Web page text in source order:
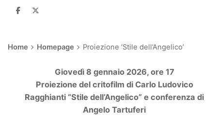
Home Homepage Proiezione ‘Stile dell’Angelico’
Giovedì 8 gennaio 2026, ore 17
Proiezione del critofilm di Carlo Ludovico
Ragghianti “Stile dell’Angelico” e conferenza di
Angelo Tartuferi